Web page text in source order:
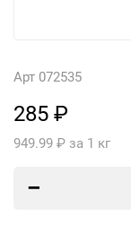
Арт 072535
285 ₽
949.99 ₽ за 1 кг